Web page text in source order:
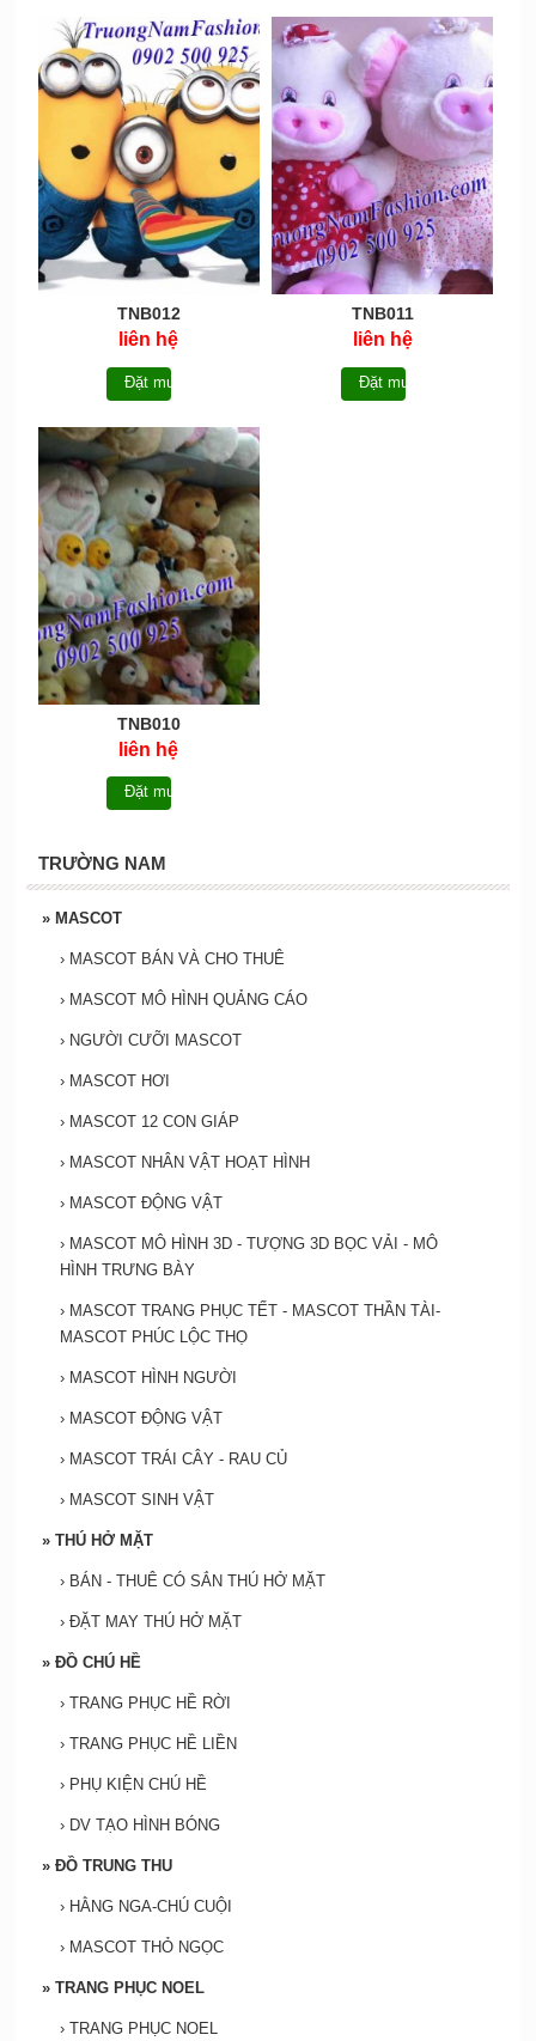
TNB012
liên hệ
Đặt mua
TNB011
liên hệ
Đặt mua
TNB010
liên hệ
Đặt mua
TRƯỜNG NAM
» MASCOT
› MASCOT BÁN VÀ CHO THUÊ
› MASCOT MÔ HÌNH QUẢNG CÁO
› NGƯỜI CƯỠI MASCOT
› MASCOT HƠI
› MASCOT 12 CON GIÁP
› MASCOT NHÂN VẬT HOẠT HÌNH
› MASCOT ĐỘNG VẬT
› MASCOT MÔ HÌNH 3D - TƯỢNG 3D BỌC VẢI - MÔ
HÌNH TRƯNG BÀY
› MASCOT TRANG PHỤC TẾT - MASCOT THẦN TÀI-
MASCOT PHÚC LỘC THỌ
› MASCOT HÌNH NGƯỜI
› MASCOT ĐỘNG VẬT
› MASCOT TRÁI CÂY - RAU CỦ
› MASCOT SINH VẬT
» THÚ HỞ MẶT
› BÁN - THUÊ CÓ SẮN THÚ HỞ MẶT
› ĐẶT MAY THÚ HỞ MẶT
» ĐỒ CHÚ HỀ
› TRANG PHỤC HỀ RỜI
› TRANG PHỤC HỀ LIỀN
› PHỤ KIỆN CHÚ HỀ
› DV TẠO HÌNH BÓNG
» ĐỒ TRUNG THU
› HẰNG NGA-CHÚ CUỘI
› MASCOT THỎ NGỌC
» TRANG PHỤC NOEL
› TRANG PHỤC NOEL